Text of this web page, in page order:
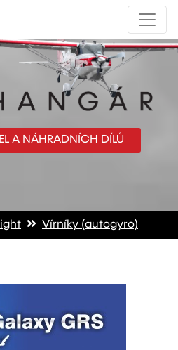
A NÁHRADNÍCH DÍLŮ
Vírníky (autogyro)